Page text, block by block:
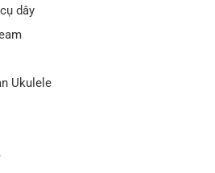
dây
Ukulele